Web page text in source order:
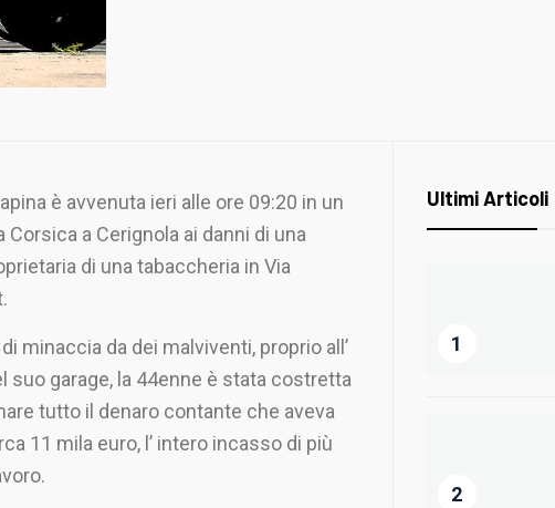
è avvenuta ieri alle ore 09:20 in un
Corsica a Cerignola ai danni di una
di una tabaccheria in Via
minaccia da dei malviventi, proprio all’
suo garage, la 44enne è stata costretta
tutto il denaro contante che aveva
11 mila euro, l’ intero incasso di più
Ultimi Articoli
1
2